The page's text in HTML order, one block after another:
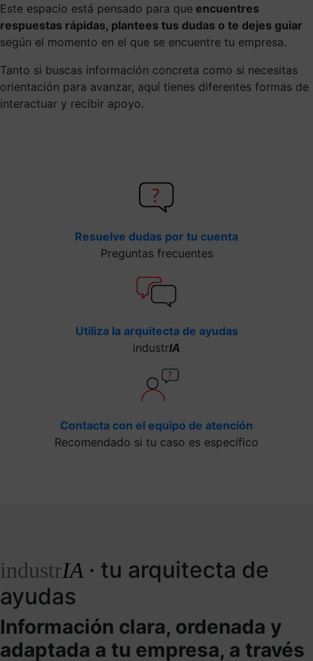
Este espacio está pensado para que encuentres
respuestas rápidas, plantees tus dudas o te dejes guiar
según el momento en el que se encuentre tu empresa.
Tanto si buscas información concreta como si necesitas
orientación para avanzar, aquí tienes diferentes formas de
interactuar y recibir apoyo.
Resuelve dudas por tu cuenta
Preguntas frecuentes
Utiliza la arquitecta de ayudas
industrIA
Contacta con el equipo de atención
Recomendado si tu caso es específico
industrIA · tu arquitecta de
ayudas
Información clara, ordenada y
adaptada a tu empresa, a través